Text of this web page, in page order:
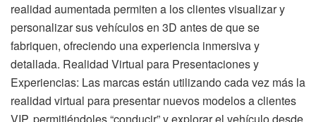
realidad aumentada permiten a los clientes visualizar y
personalizar sus vehículos en 3D antes de que se
fabriquen, ofreciendo una experiencia inmersiva y
detallada. Realidad Virtual para Presentaciones y
Experiencias: Las marcas están utilizando cada vez más la
realidad virtual para presentar nuevos modelos a clientes